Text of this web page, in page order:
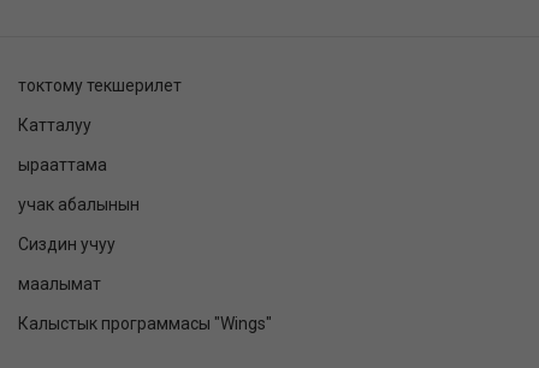
токтому текшерилет
Катталуу
ырааттама
учак абалынын
Сиздин учуу
маалымат
Калыстык программасы "Wings"